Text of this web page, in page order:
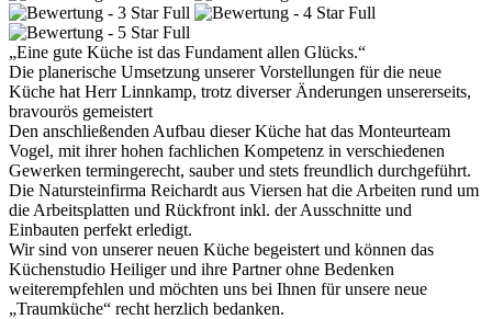
„Eine gute Küche ist das Fundament allen Glücks.“
Die planerische Umsetzung unserer Vorstellungen für die neue
Küche hat Herr Linnkamp, trotz diverser Änderungen unsererseits,
bravourös gemeistert
Den anschließenden Aufbau dieser Küche hat das Monteurteam
Vogel, mit ihrer hohen fachlichen Kompetenz in verschiedenen
Gewerken termingerecht, sauber und stets freundlich durchgeführt.
Die Natursteinfirma Reichardt aus Viersen hat die Arbeiten rund um
die Arbeitsplatten und Rückfront inkl. der Ausschnitte und
Einbauten perfekt erledigt.
Wir sind von unserer neuen Küche begeistert und können das
Küchenstudio Heiliger und ihre Partner ohne Bedenken
weiterempfehlen und möchten uns bei Ihnen für unsere neue
„Traumküche“ recht herzlich bedanken.